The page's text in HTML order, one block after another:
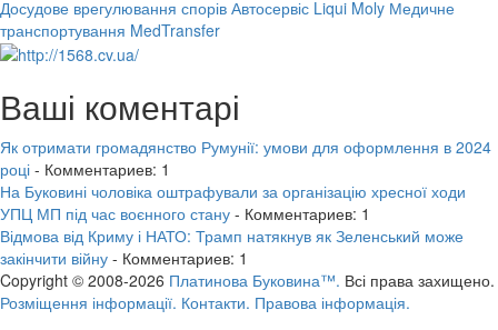
Досудове врегулювання спорів Автосервіс Liqui Moly Медичне
транспортування MedTransfer
Ваші коментарі
Як отримати громадянство Румунії: умови для оформлення в 2024
році - Комментариев: 1
На Буковині чоловіка оштрафували за організацію хресної ходи
УПЦ МП під час воєнного стану - Комментариев: 1
Відмова від Криму і НАТО: Трамп натякнув як Зеленський може
закінчити війну - Комментариев: 1
Copyright © 2008-2026 Платинова Буковина™. Всі права захищено.
Розміщення інформації. Контакти. Правова інформація.